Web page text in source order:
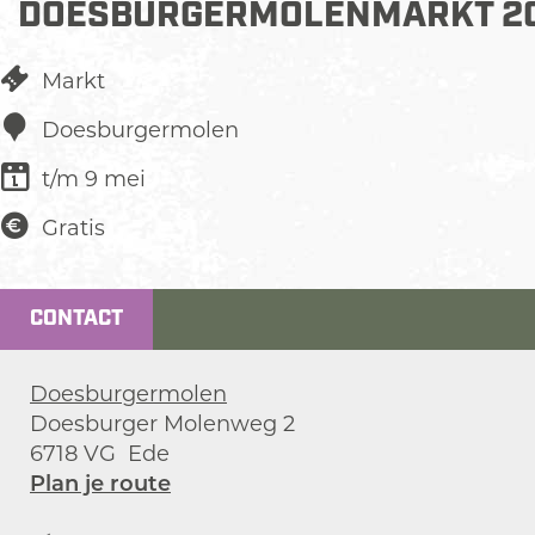
DOESBURGERMOLENMARKT
Markt
Doesburgermolen
t/m 9 mei
Gratis
CONTACT
Doesburgermolen
Doesburger Molenweg 2
6718 VG Ede
Plan je routen